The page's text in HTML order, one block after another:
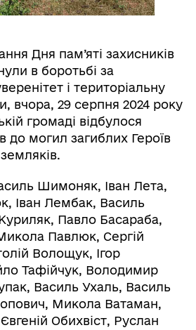
Дня пам’яті захисників
в боротьбі за
і територіальну
вчора, 29 серпня 2024 року
громаді відбулося
до могил загиблих Героїв
Шимоняк, Іван Лета,
Іван Лембак, Василь
Павло Басараба,
Павлюк, Сергій
Волощук, Ігор
Тафійчук, Володимир
Василь Ухаль, Василь
Микола Ватаман,
Обихвіст, Руслан